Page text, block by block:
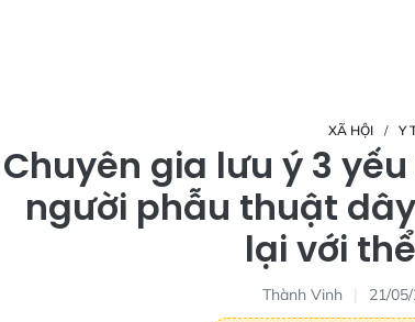
XÃ HỘI Y
Chuyên gia lưu ý 3
người phẫu thuật
lại với
Thành Vinh
21/